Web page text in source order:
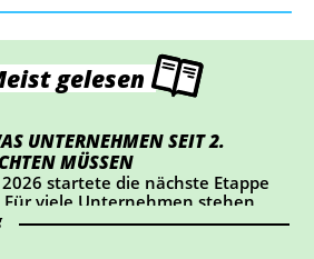
gelesen
UNTERNEHMEN SEIT 2.
MÜSSEN
startete die nächste Etappe
Für viele Unternehmen stehen
Transparenz und Kennzeichnung